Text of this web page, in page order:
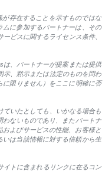
存在することを示すものではな
ムに参加するパートナーは、その
ビスに関するライセンス条件、
は、パートナーが提案または提供
示、黙示または法定のものを問わ
に限りません）をここに明確に否
いたとしても、いかなる場合も
わないものであり、またパートナ
よびサービスの性能、お客様と
は当該情報に対する信頼から生
イトに含まれるリンクに在るコン